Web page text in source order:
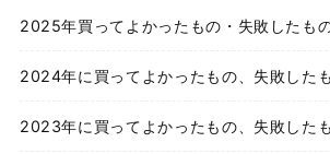
2025年買ってよかったもの・失敗したも
2024年に買ってよかったもの、失敗した
2023年に買ってよかったもの、失敗した